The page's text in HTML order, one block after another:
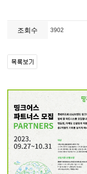
조회수 3902